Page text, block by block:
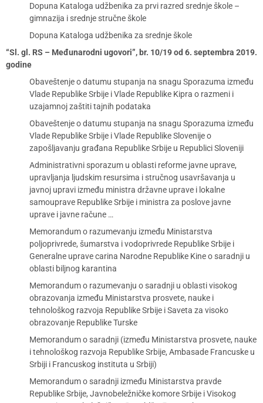
Dopuna Kataloga udžbenika za prvi razred srednje škole –
gimnazija i srednje stručne škole
Dopuna Kataloga udžbenika za srednje škole
“Sl. gl. RS – Međunarodni ugovori”, br. 10/19 od 6. septembra 2019.
godine
Obaveštenje o datumu stupanja na snagu Sporazuma između
Vlade Republike Srbije i Vlade Republike Kipra o razmeni i
uzajamnoj zaštiti tajnih podataka
Obaveštenje o datumu stupanja na snagu Sporazuma između
Vlade Republike Srbije i Vlade Republike Slovenije o
zapošljavanju građana Republike Srbije u Republici Sloveniji
Administrativni sporazum u oblasti reforme javne uprave,
upravljanja ljudskim resursima i stručnog usavršavanja u
javnoj upravi između ministra državne uprave i lokalne
samouprave Republike Srbije i ministra za poslove javne
uprave i javne račune …
Memorandum o razumevanju između Ministarstva
poljoprivrede, šumarstva i vodoprivrede Republike Srbije i
Generalne uprave carina Narodne Republike Kine o saradnji u
oblasti biljnog karantina
Memorandum o razumevanju o saradnji u oblasti visokog
obrazovanja između Ministarstva prosvete, nauke i
tehnološkog razvoja Republike Srbije i Saveta za visoko
obrazovanje Republike Turske
Memorandum o saradnji (između Ministarstva prosvete, nauke
i tehnološkog razvoja Republike Srbije, Ambasade Francuske u
Srbiji i Francuskog instituta u Srbiji)
Memorandum o saradnji između Ministarstva pravde
Republike Srbije, Javnobeležničke komore Srbije i Visokog